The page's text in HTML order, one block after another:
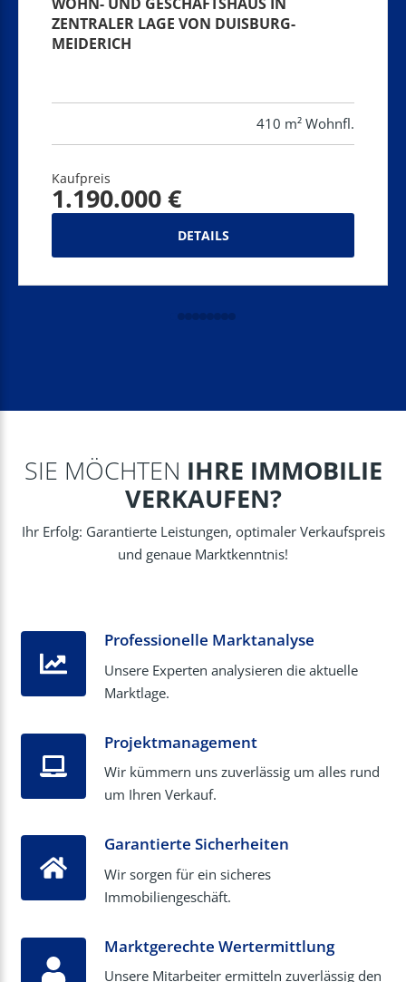
ZENTRALER LAGE VON DUISBURG-
MEIDERICH
410 m² Wohnfl.
Kaufpreis
1.190.000 €
DETAILS
SIE MÖCHTEN IHRE IMMOBILIE
VERKAUFEN?
Ihr Erfolg: Garantierte Leistungen, optimaler Verkaufspreis
und genaue Marktkenntnis!
Professionelle Marktanalyse
Unsere Experten analysieren die aktuelle
Marktlage.
Projektmanagement
Wir kümmern uns zuverlässig um alles rund
um Ihren Verkauf.
Garantierte Sicherheiten
Wir sorgen für ein sicheres
Immobiliengeschäft.
Marktgerechte Wertermittlung
Unsere Mitarbeiter ermitteln zuverlässig den